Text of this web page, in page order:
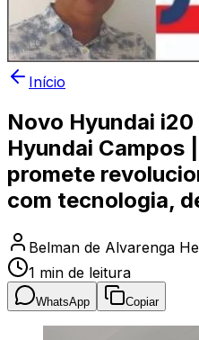
Início
Novo Hyundai
Hyundai Campos
promete
com tecnologia,
Belman de Alvarenga
1 min de leitura
WhatsApp Copiar